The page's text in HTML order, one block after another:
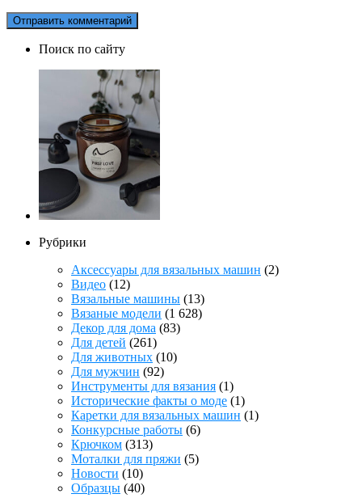
Поиск по сайту
Рубрики
Аксессуары для вязальных машин (2)
Видео (12)
Вязальные машины (13)
Вязаные модели (1 628)
Декор для дома (83)
Для детей (261)
Для животных (10)
Для мужчин (92)
Инструменты для вязания (1)
Исторические факты о моде (1)
Каретки для вязальных машин (1)
Конкурсные работы (6)
Крючком (313)
Моталки для пряжи (5)
Новости (10)
Образцы (40)